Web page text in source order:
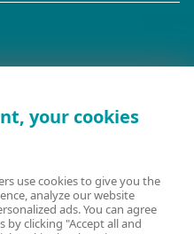
your cookies
use cookies to give you the
analyze our website
ads. You can agree
by clicking "Accept all and